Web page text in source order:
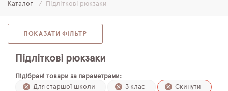
МОЛОДІЖНІ РЮКЗАКИ
ПЕНАЛИ
МІШКИ ДЛЯ ВЗУТТЯ
ПЛЯШКИ ДЛЯ ВОДИ
Каталог Підліткові рюкзаки
ПОКАЗАТИ ФІЛЬТР
Підліткові рюкзаки
Підібрані товари за параметрами:
Для старшої школи
3 клас Скинути